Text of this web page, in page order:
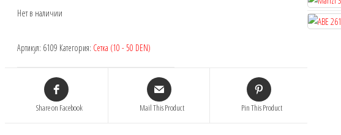
Нет в наличии
Артикул: 6109 Категория: Сетка (10 - 50 DEN)
Share on Facebook Mail This Product Pin This Product